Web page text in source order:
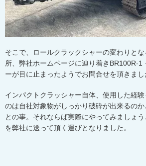
そこで、ロールクラックシャーの変わりと
所、弊社ホームページに辿り着き BR100R-1
ーが目に止まったようでお問合せを頂きまし
インパクトクラッシャー自体、使用した経
のは自社対象物がしっかり破砕が出来るの
との事。それならば実際にやってみましょ
を弊社に送って頂く運びとなりました。